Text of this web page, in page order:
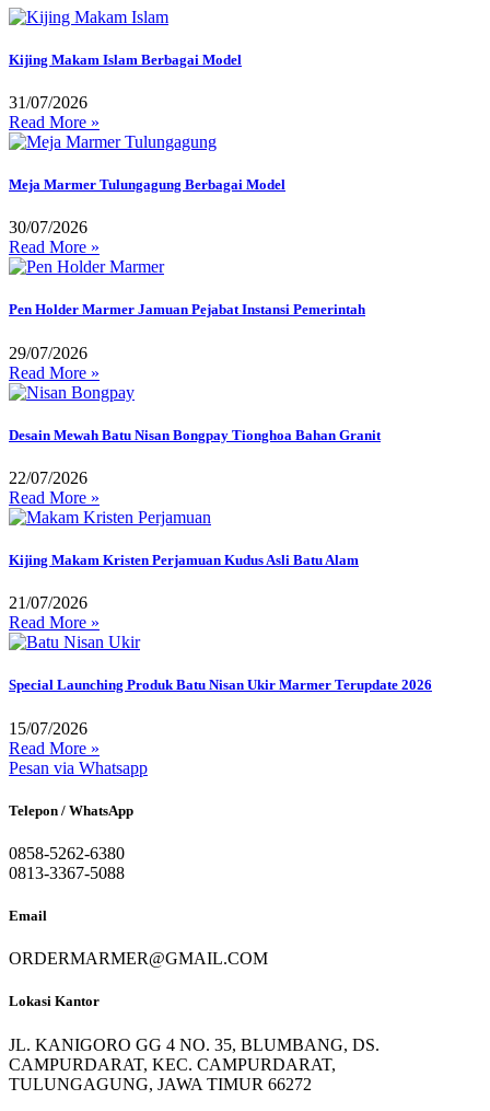
Kijing Makam Islam Berbagai Model
31/07/2026
Read More »
Meja Marmer Tulungagung Berbagai Model
30/07/2026
Read More »
Pen Holder Marmer Jamuan Pejabat Instansi Pemerintah
29/07/2026
Read More »
Desain Mewah Batu Nisan Bongpay Tionghoa Bahan Granit
22/07/2026
Read More »
Kijing Makam Kristen Perjamuan Kudus Asli Batu Alam
21/07/2026
Read More »
Special Launching Produk Batu Nisan Ukir Marmer Terupdate 2026
15/07/2026
Read More »
Pesan via Whatsapp
Telepon / WhatsApp
0858-5262-6380
0813-3367-5088
Email
ORDERMARMER@GMAIL.COM
Lokasi Kantor
JL. KANIGORO GG 4 NO. 35, BLUMBANG, DS.
CAMPURDARAT, KEC. CAMPURDARAT,
TULUNGAGUNG, JAWA TIMUR 66272